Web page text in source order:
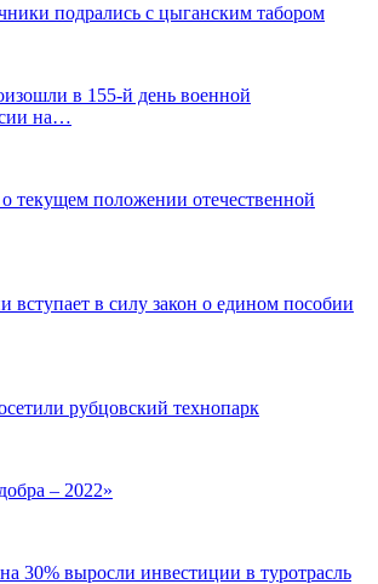
подрались с цыганским табором
в 155-й день военной
на…
о текущем положении отечественной
вступает в силу закон о едином пособии
рубцовский технопарк
– 2022»
30% выросли инвестиции в туротрасль